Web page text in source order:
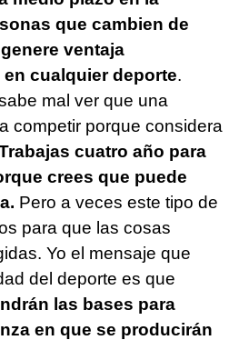
que cambien de
ventaja
cualquier deporte.
mal ver que una
competir porque considera
cuatro año para
crees que puede
Pero a veces este tipo de
para que las cosas
Yo el mensaje que
del deporte es que
las bases para
en que se producirán